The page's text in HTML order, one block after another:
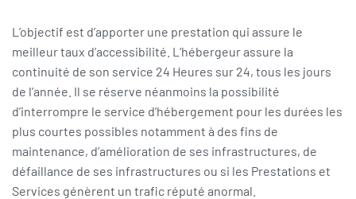
L’objectif est d’apporter une prestation qui assure le
meilleur taux d’accessibilité. L’hébergeur assure la
continuité de son service 24 Heures sur 24, tous les jours
de l’année. Il se réserve néanmoins la possibilité
d’interrompre le service d’hébergement pour les durées les
plus courtes possibles notamment à des fins de
maintenance, d’amélioration de ses infrastructures, de
défaillance de ses infrastructures ou si les Prestations et
Services génèrent un trafic réputé anormal.